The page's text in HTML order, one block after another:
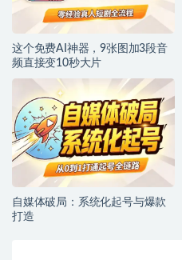
这个免费AI神器，9张图加3段音
频直接变10秒大片
自媒体破局：系统化起号与爆款
打造